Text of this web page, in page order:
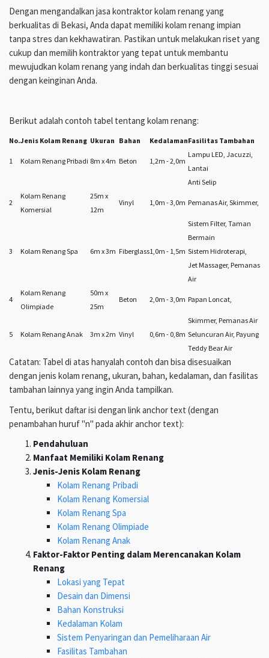
Dengan mengandalkan jasa kontraktor kolam renang yang
berkualitas di Bekasi, Anda dapat memiliki kolam renang impian
tanpa stres dan kekhawatiran. Pastikan untuk melakukan riset yang
cukup dan memilih kontraktor yang tepat untuk membantu
mewujudkan kolam renang yang indah dan berkualitas tinggi sesuai
dengan keinginan Anda.
Berikut adalah contoh tabel tentang kolam renang:
No.Jenis Kolam Renang Ukuran Bahan KedalamanFasilitas Tambahan
1 Kolam Renang Pribadi 8m x 4m Beton 1,2m - 2,0m
Lampu LED, Jacuzzi,
Lantai
Anti Selip
2
Kolam Renang
Komersial
25m x
12m
Vinyl 1,0m - 3,0m Pemanas Air, Skimmer,
Sistem Filter, Taman
Bermain
3
Kolam Renang Spa 6m x 3m Fiberglass1,0m - 1,5m Sistem Hidroterapi,
Jet Massager, Pemanas
Air
4
Kolam Renang
Olimpiade
50m x
25m
Beton 2,0m - 3,0m Papan Loncat,
Skimmer, Pemanas Air
5
Kolam Renang Anak 3m x 2m Vinyl 0,6m - 0,8m Seluncuran Air, Payung
Teddy Bear Air
Catatan: Tabel di atas hanyalah contoh dan bisa disesuaikan
dengan jenis kolam renang, ukuran, bahan, kedalaman, dan fasilitas
tambahan lainnya yang ingin Anda tampilkan.
Tentu, berikut daftar isi dengan link anchor text (dengan
penambahan huruf "n" pada akhir anchor text):
Pendahuluan
Manfaat Memiliki Kolam Renang
Jenis-Jenis Kolam Renang
Kolam Renang Pribadi
Kolam Renang Komersial
Kolam Renang Spa
Kolam Renang Olimpiade
Kolam Renang Anak
Faktor-Faktor Penting dalam Merencanakan Kolam
Renang
Lokasi yang Tepat
Desain dan Dimensi
Bahan Konstruksi
Kedalaman Kolam
Sistem Penyaringan dan Pemeliharaan Air
Fasilitas Tambahan